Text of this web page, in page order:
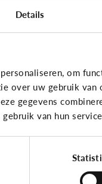
Details
om
over uw gebruik
gegevens
van hun
is
of blind.
kunnen